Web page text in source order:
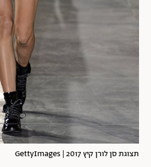
תצוגת סן לורן קיץ 2017 | GettyImages